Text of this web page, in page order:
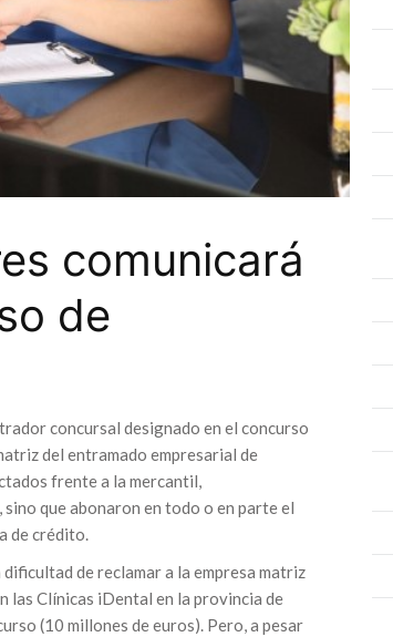
comunicará
de
concursal designado en el concurso
del entramado empresarial de
frente a la mercantil,
que abonaron en todo o en parte el
de crédito.
de reclamar a la empresa matriz
las Clínicas iDental en la provincia de
(10 millones de euros). Pero, a pesar